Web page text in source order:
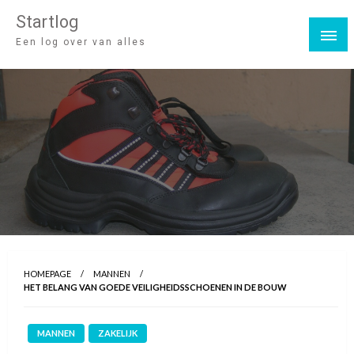
Startlog
Een log over van alles
HOMEPAGE
MANNEN
HET BELANG VAN GOEDE VEILIGHEIDSSCHOENEN IN DE BOUW
MANNEN ZAKELIJK